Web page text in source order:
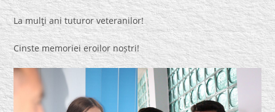
La mulţi ani tuturor veteranilor!
Cinste memoriei eroilor noștri!